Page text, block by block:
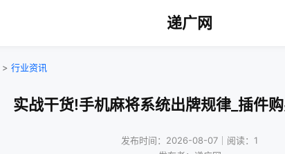
递广网
> 行业资讯
实战干货!手机麻将系统出牌规律_插件
发布时间：2026-08-07｜阅读：1